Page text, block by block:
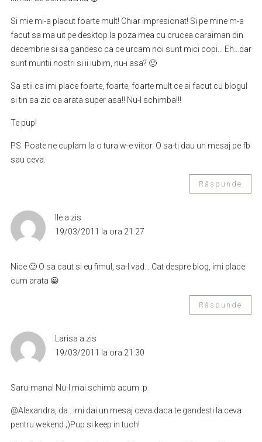
Si mie mi-a placut foarte mult! Chiar impresionat! Si pe mine m-a
facut sa ma uit pe desktop la poza mea cu crucea caraiman din
decembrie si sa gandesc ca ce urcam noi sunt mici copi… Eh…dar
sunt muntii nostri si ii iubim, nu-i asa? 🙂
Sa stii ca imi place foarte, foarte, foarte mult ce ai facut cu blogul
si tin sa zic ca arata super asa!! Nu-l schimba!!!
Te pup!
PS. Poate ne cuplam la o tura w-e viitor. O sa-ti dau un mesaj pe fb
sau ceva.
Răspunde
Ile a zis
19/03/2011 la ora 21:27
Nice 🙂 O sa caut si eu fimul, sa-l vad… Cat despre blog, imi place
cum arata 😀
Răspunde
Larisa a zis
19/03/2011 la ora 21:30
Saru-mana! Nu-l mai schimb acum :p
@Alexandra, da…imi dai un mesaj ceva daca te gandesti la ceva
pentru wekend ;)Pup si keep in tuch!